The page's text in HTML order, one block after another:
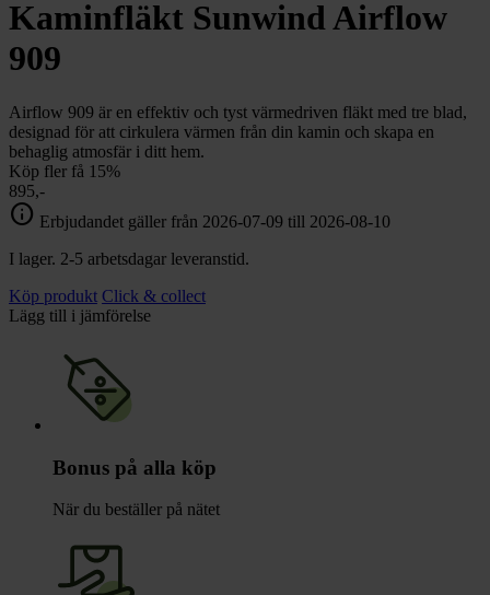
Toalett
chevron_right
Lacanche
Kaminfläkt Sunwind Airflow
909
Airflow 909 är en effektiv och tyst värmedriven fläkt med tre blad,
designad för att cirkulera värmen från din kamin och skapa en
behaglig atmosfär i ditt hem.
Köp fler få 15%
895,-
info Erbjudandet gäller från 2026-07-09 till 2026-08-10
I lager. 2-5 arbetsdagar leveranstid.
Köp produkt Click & collect
Lägg till i jämförelse
Bonus på alla köp
När du beställer på nätet